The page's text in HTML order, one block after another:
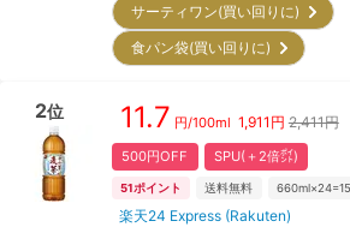
サーティワン(買い回りに)
食パン袋(買い回りに)
2位 11.7 円/100ml 1,911 円 2,411円
500円OFF SPU(＋2倍㌽)
51ポイント 送料無料
楽天24 Express (Rakuten)